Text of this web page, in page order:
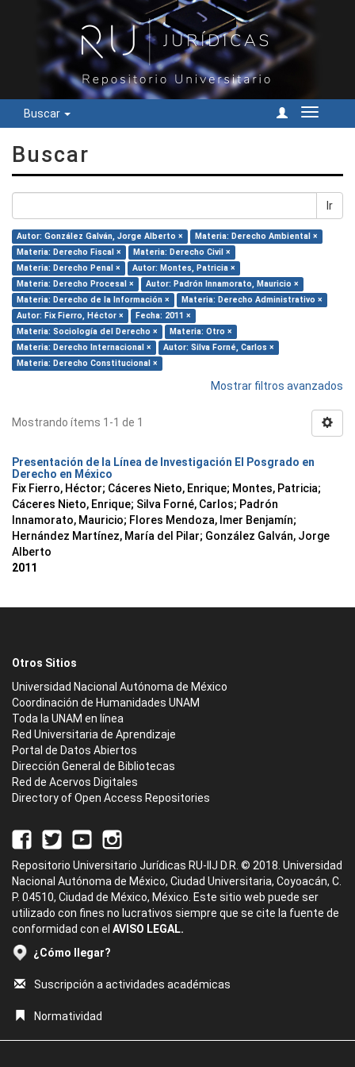
Buscar
Cambiar
Buscar
Ir
Autor: González Galván, Jorge Alberto ×
Materia: Derecho Ambiental ×
Materia: Derecho Fiscal ×
Materia: Derecho Civil ×
Materia: Derecho Penal ×
Autor: Montes, Patricia ×
Materia: Derecho Procesal ×
Autor: Padrón Innamorato, Mauricio ×
Materia: Derecho de la Información ×
Materia: Derecho Administrativo ×
Autor: Fix Fierro, Héctor ×
Fecha: 2011 ×
Materia: Sociología del Derecho ×
Materia: Otro ×
Materia: Derecho Internacional ×
Autor: Silva Forné, Carlos ×
Materia: Derecho Constitucional ×
Mostrar filtros avanzados
Mostrando ítems 1-1 de 1
Presentación de la Línea de Investigación El Posgrado en
Derecho en México
Fix Fierro, Héctor; Cáceres Nieto, Enrique; Montes, Patricia;
Cáceres Nieto, Enrique; Silva Forné, Carlos; Padrón
Innamorato, Mauricio; Flores Mendoza, Imer Benjamín;
Hernández Martínez, María del Pilar; González Galván, Jorge
Alberto
2011
Otros Sitios
Universidad Nacional Autónoma de México
Coordinación de Humanidades UNAM
Toda la UNAM en línea
Red Universitaria de Aprendizaje
Portal de Datos Abiertos
Dirección General de Bibliotecas
Red de Acervos Digitales
Directory of Open Access Repositories
Repositorio Universitario Jurídicas RU-IIJ D.R. © 2018. Universidad
Nacional Autónoma de México, Ciudad Universitaria, Coyoacán, C.
P. 04510, Ciudad de México, México. Este sitio web puede ser
utilizado con fines no lucrativos siempre que se cite la fuente de
conformidad con el AVISO LEGAL.
¿Cómo llegar?
Suscripción a actividades académicas
Normatividad